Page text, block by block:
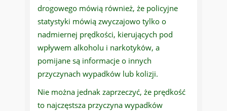
drogowego mówią również, że policyjne
statystyki mówią zwyczajowo tylko o
nadmiernej prędkości, kierujących pod
wpływem alkoholu i narkotyków, a
pomijane są informacje o innych
przyczynach wypadków lub kolizji.
Nie można jednak zaprzeczyć, że prędkość
to najczęstsza przyczyna wypadków